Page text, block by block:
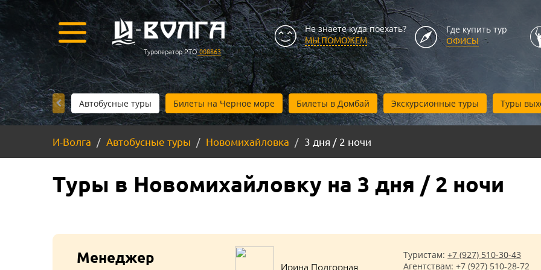
Туроператор РТО008863
Не знаете куда поехать?
МЫ ПОМОЖЕМ
Где купить тур
ОФИСЫ
Автобусные туры Билеты на Черное море Билеты в Домбай Экскурсионные туры Туры
И-Волга Автобусные туры Новомихайловка 3 дня / 2 ночи
Туры в Новомихайловку на 3 дня / 2 ночи
Менеджер
Ирина Подгорная
Туристам:+7 (927) 510-30-43
Агентствам:+7 (927) 510-28-72